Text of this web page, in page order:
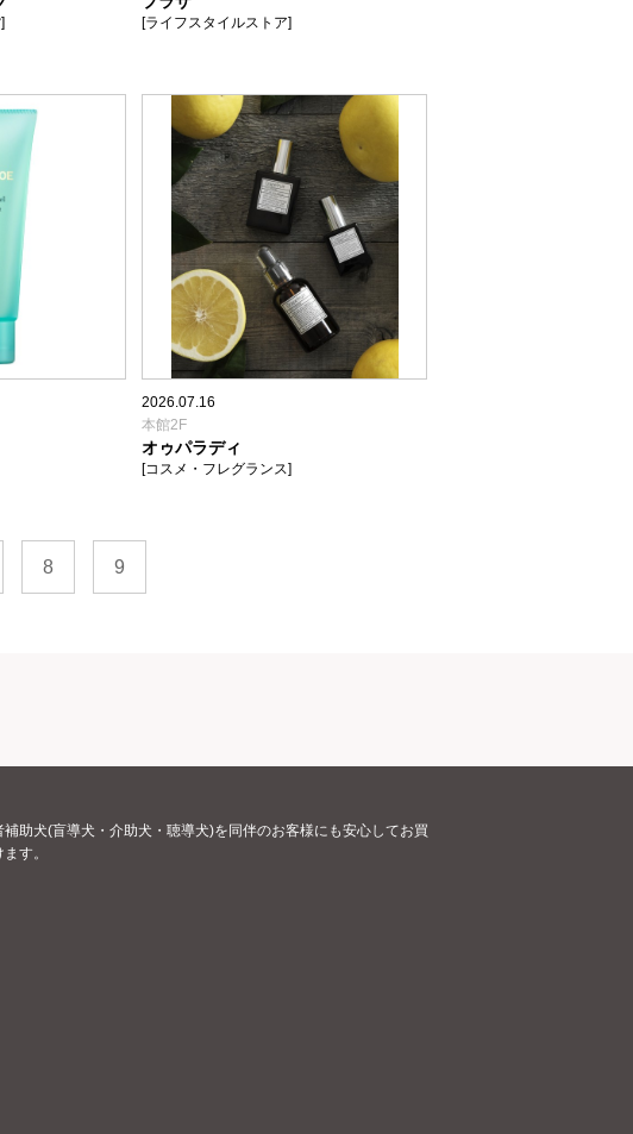
[ライフスタイルストア]
2026.07.16
本館2F
オゥパラディ
[コスメ・フレグランス]
8 9
助犬(盲導犬・介助犬・聴導犬)を同伴のお客様にも安心してお買
す。